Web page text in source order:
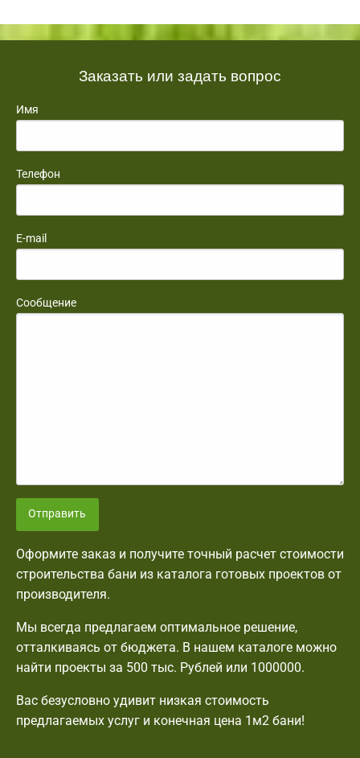
Заказать или задать вопрос
Имя
Телефон
E-mail
Сообщение
Отправить
Оформите заказ и получите точный расчет стоимости
строительства бани из каталога готовых проектов от
производителя.
Мы всегда предлагаем оптимальное решение,
отталкиваясь от бюджета. В нашем каталоге можно
найти проекты за 500 тыс. Рублей или 1000000.
Вас безусловно удивит низкая стоимость
предлагаемых услуг и конечная цена 1м2 бани!